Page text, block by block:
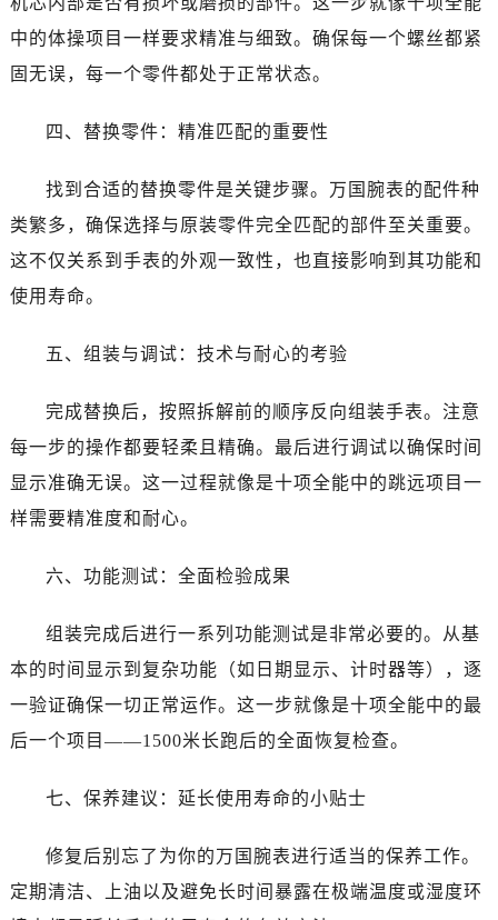
中的体操项目一样要求精准与细致。确保每一个螺丝都紧
固无误，每一个零件都处于正常状态。
四、替换零件：精准匹配的重要性
找到合适的替换零件是关键步骤。万国腕表的配件种
类繁多，确保选择与原装零件完全匹配的部件至关重要。
这不仅关系到手表的外观一致性，也直接影响到其功能和
使用寿命。
五、组装与调试：技术与耐心的考验
完成替换后，按照拆解前的顺序反向组装手表。注意
每一步的操作都要轻柔且精确。最后进行调试以确保时间
显示准确无误。这一过程就像是十项全能中的跳远项目一
样需要精准度和耐心。
六、功能测试：全面检验成果
组装完成后进行一系列功能测试是非常必要的。从基
本的时间显示到复杂功能（如日期显示、计时器等），逐
一验证确保一切正常运作。这一步就像是十项全能中的最
后一个项目——1500米长跑后的全面恢复检查。
七、保养建议：延长使用寿命的小贴士
修复后别忘了为你的万国腕表进行适当的保养工作。
定期清洁、上油以及避免长时间暴露在极端温度或湿度环